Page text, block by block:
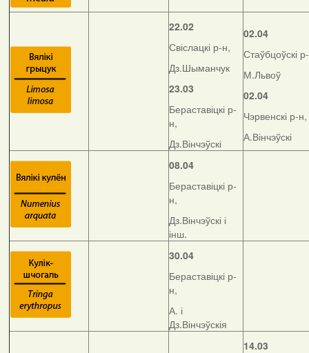
22.02
Свіслацкі р-н,
Дз.Шыманчук
23.03
Бераставіцкі р-
н,
Дз.Вінчэўскі
02.04
Стаўбцоўскі
М.Львоў
02.04
Чэрвенскі р-н,
А.Вінчэўскі
08.04
Бераставіцкі р-
н,
Дз.Вінчэўскі і
інш.
30.04
Бераставіцкі р-
н,
А. і
Дз.Вінчэўскія
14.03